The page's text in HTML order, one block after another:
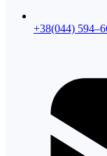
+38(044)